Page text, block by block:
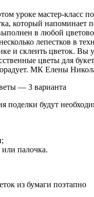
уроке мастер-класс
который напоминает
в любой
лепестков в
и склеить цветок. Вы
цветы для
МК Елены
поделки будут
или палочка.
из бумаги поэтапно